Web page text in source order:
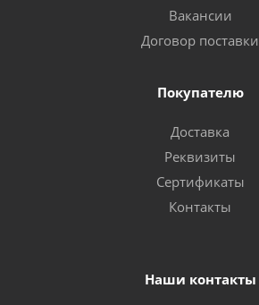
Вакансии
Договор поставки
Покупателю
Доставка
Реквизиты
Сертификаты
Контакты
Наши контакты